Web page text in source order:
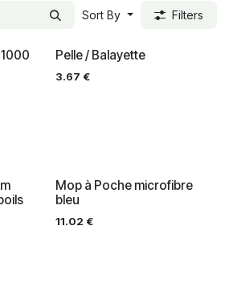
Sort By
Filters
Pelle / Balayette
3.67 €
Mop à Poche microfibre
bleu
11.02 €